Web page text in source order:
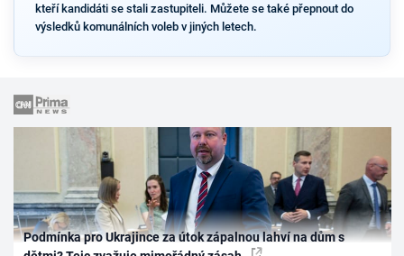
kteří kandidáti se stali zastupiteli. Můžete se také přepnout do
výsledků komunálních voleb v jiných letech.
Podmínka pro Ukrajince za útok zápalnou lahví na dům s